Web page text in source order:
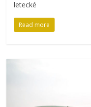
letecké
Read more